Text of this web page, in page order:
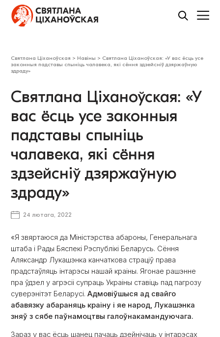
Святлана Ціханоўская > Навіны > Святлана Ціханоўская: «У вас ёсць усе
законныя падставы спыніць чалавека, які сёння здзейсніў дзяржаўную
здраду»
Святлана Ціханоўская: «У
вас ёсць усе законныя
падставы спыніць
чалавека, які сёння
здзейсніў дзяржаўную
здраду»
24 лютага, 2022
«Я звяртаюся да Міністэрства абароны, Генеральнага
штаба і Рады Бяспекі Рэспублікі Беларусь. Сёння
Аляксандр Лукашэнка канчаткова страціў права
прадстаўляць інтарэсы нашай краіны. Ягонае рашэнне
пра ўдзел у агрэсіі супраць Украіны ставіць пад пагрозу
суверэнітэт Беларусі.Адмовіўшыся ад свайго
абавязку абараняць краіну і яе народ, Лукашэнка
зняў з сябе паўнамоцтвы галоўнакамандуючага.
Зараз у вас ёсць шанец пачаць дзейнічаць у інтарэсах